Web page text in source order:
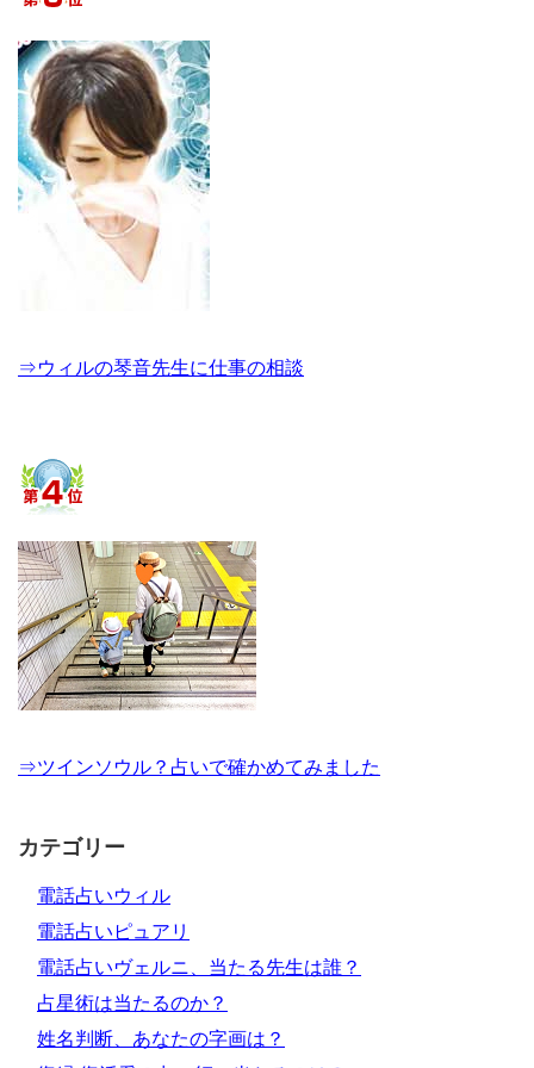
⇒ウィルの琴音先生に仕事の相談
⇒ツインソウル？占いで確かめてみました
カテゴリー
電話占いウィル
電話占いピュアリ
電話占いヴェルニ、当たる先生は誰？
占星術は当たるのか？
姓名判断、あなたの字画は？